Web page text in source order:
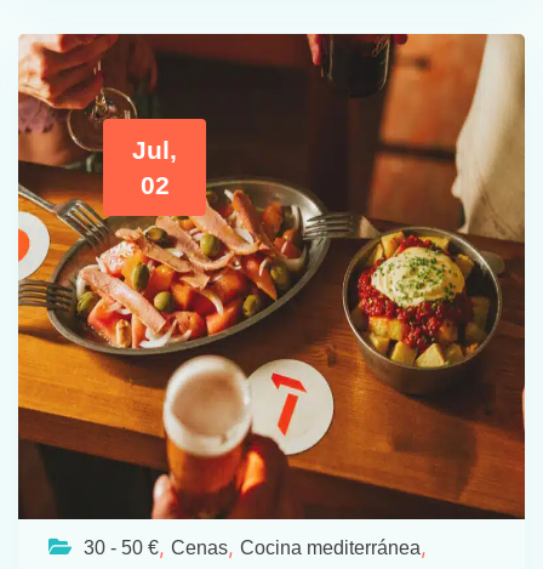
Jul,
02
30 - 50 €, Cenas, Cocina mediterránea,